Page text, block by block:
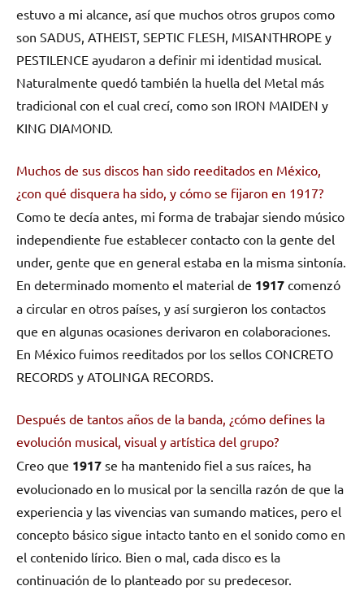
estuvo a mi alcance, así que muchos otros grupos como
son SADUS, ATHEIST, SEPTIC FLESH, MISANTHROPE y
PESTILENCE ayudaron a definir mi identidad musical.
Naturalmente quedó también la huella del Metal más
tradicional con el cual crecí, como son IRON MAIDEN y
KING DIAMOND.
Muchos de sus discos han sido reeditados en México,
¿con qué disquera ha sido, y cómo se fijaron en 1917?
Como te decía antes, mi forma de trabajar siendo músico
independiente fue establecer contacto con la gente del
under, gente que en general estaba en la misma sintonía.
En determinado momento el material de 1917 comenzó
a circular en otros países, y así surgieron los contactos
que en algunas ocasiones derivaron en colaboraciones.
En México fuimos reeditados por los sellos CONCRETO
RECORDS y ATOLINGA RECORDS.
Después de tantos años de la banda, ¿cómo defines la
evolución musical, visual y artística del grupo?
Creo que 1917 se ha mantenido fiel a sus raíces, ha
evolucionado en lo musical por la sencilla razón de que la
experiencia y las vivencias van sumando matices, pero el
concepto básico sigue intacto tanto en el sonido como en
el contenido lírico. Bien o mal, cada disco es la
continuación de lo planteado por su predecesor.